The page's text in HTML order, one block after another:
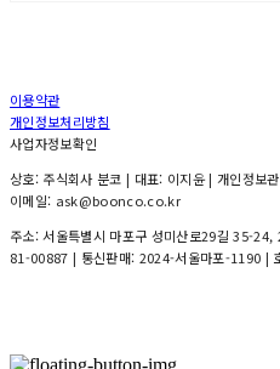
이용약관
개인정보처리방침
사업자정보확인
상호: 주식회사 분코 | 대표: 이지윤 | 개인정보
이메일: ask@boonco.co.kr
주소: 서울특별시 마포구 성미산로29길 35-
81-00887 | 통신판매: 2024-서울마포-1190 |